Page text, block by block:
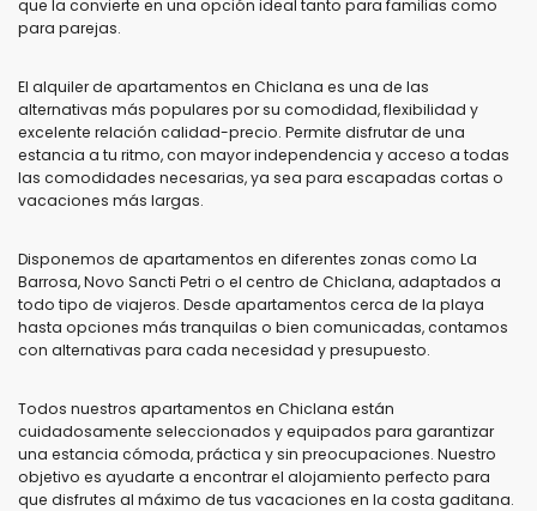
Servicios
Vistas
Categorías adicionales
que la convierte en una opción ideal tanto para familias como
para parejas.
El alquiler de apartamentos en Chiclana es una de las
alternativas más populares por su comodidad, flexibilidad y
excelente relación calidad-precio. Permite disfrutar de una
estancia a tu ritmo, con mayor independencia y acceso a todas
las comodidades necesarias, ya sea para escapadas cortas o
vacaciones más largas.
Disponemos de apartamentos en diferentes zonas como La
Barrosa, Novo Sancti Petri o el centro de Chiclana, adaptados a
todo tipo de viajeros. Desde apartamentos cerca de la playa
hasta opciones más tranquilas o bien comunicadas, contamos
con alternativas para cada necesidad y presupuesto.
Todos nuestros apartamentos en Chiclana están
cuidadosamente seleccionados y equipados para garantizar
una estancia cómoda, práctica y sin preocupaciones. Nuestro
objetivo es ayudarte a encontrar el alojamiento perfecto para
que disfrutes al máximo de tus vacaciones en la costa gaditana.